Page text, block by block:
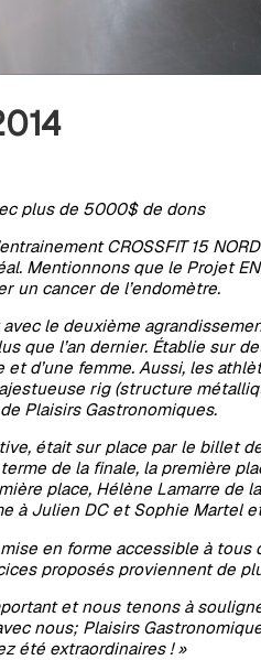
plus de 5000$ de dons
CROSSFIT 15
Mentionnons que le Projet
un cancer de l’endomètre.
le deuxième
que l’an dernier. Établie sur
et d’une femme. Aussi, les
rig (structure
Plaisirs Gastronomiques.
était sur place par le billet
de la finale, la première
place, Hélène Lamarre
à Julien DC et Sophie Martel
en forme accessible à
proposés proviennent de
et nous tenons à
nous; Plaisirs
été extraordinaires ! »